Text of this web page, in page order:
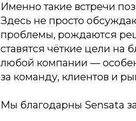
Именно такие встречи
Здесь не просто
проблемы, рождаются
ставятся чёткие цели
любой компании —
за команду, клиентов и
Мы благодарны Sensata